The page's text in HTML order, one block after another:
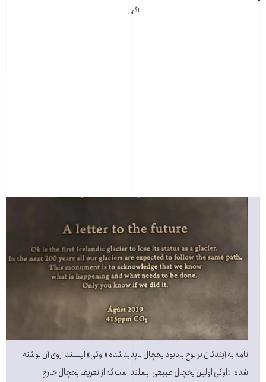
آگهی
نامه به آیندگان بر لوح یادبود یخچال ناپدیدشده «اوکی» ایسلند. روی آن نوشته
شده:‌ «اوکی اولین یخچال طبیعی ایسلند است که از تعریف یخچال خارج